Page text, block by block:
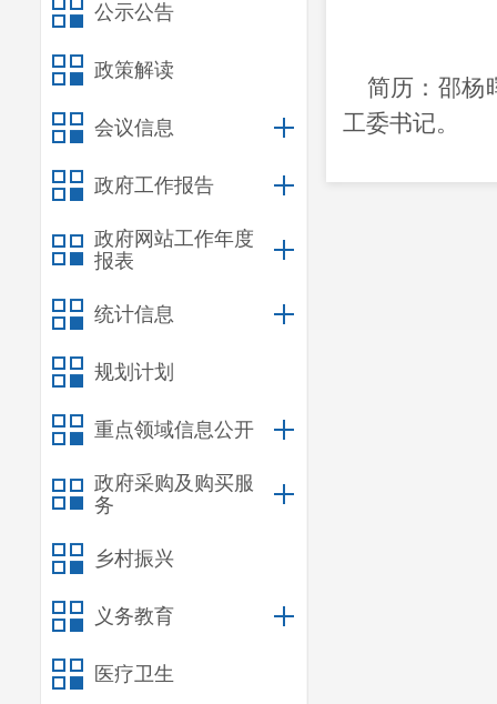
公示公告
政策解读
会议信息
政府工作报告
政府网站工作年度
报表
统计信息
规划计划
重点领域信息公开
政府采购及购买服
务
乡村振兴
义务教育
医疗卫生
简历： 邵杨
工委书记。